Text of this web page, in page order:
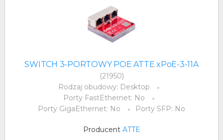
SWITCH 3-PORTOWY POE ATTE xPoE-3-11A
(21950)
Rodzaj obudowy: Desktop
Porty FastEthernet: No
Porty GigaEthernet: No
Porty SFP: No
Producent ATTE